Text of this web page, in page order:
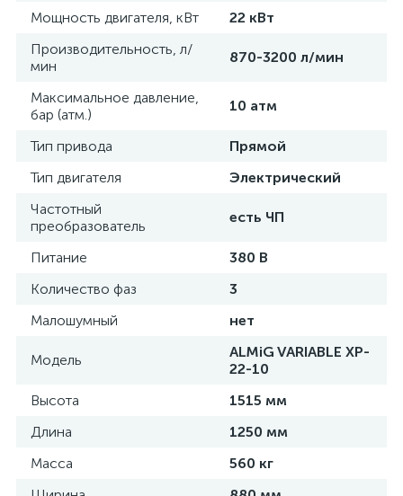
Мощность двигателя, кВт
22 кВт
Производительность, л/
мин
870-3200 л/мин
Максимальное давление,
бар (атм.)
10 атм
Тип привода
Прямой
Тип двигателя
Электрический
Частотный
преобразователь
есть ЧП
Питание
380 В
Количество фаз
3
Малошумный
нет
Модель
ALMiG VARIABLE XP-
22-10
Высота
1515 мм
Длина
1250 мм
Масса
560 кг